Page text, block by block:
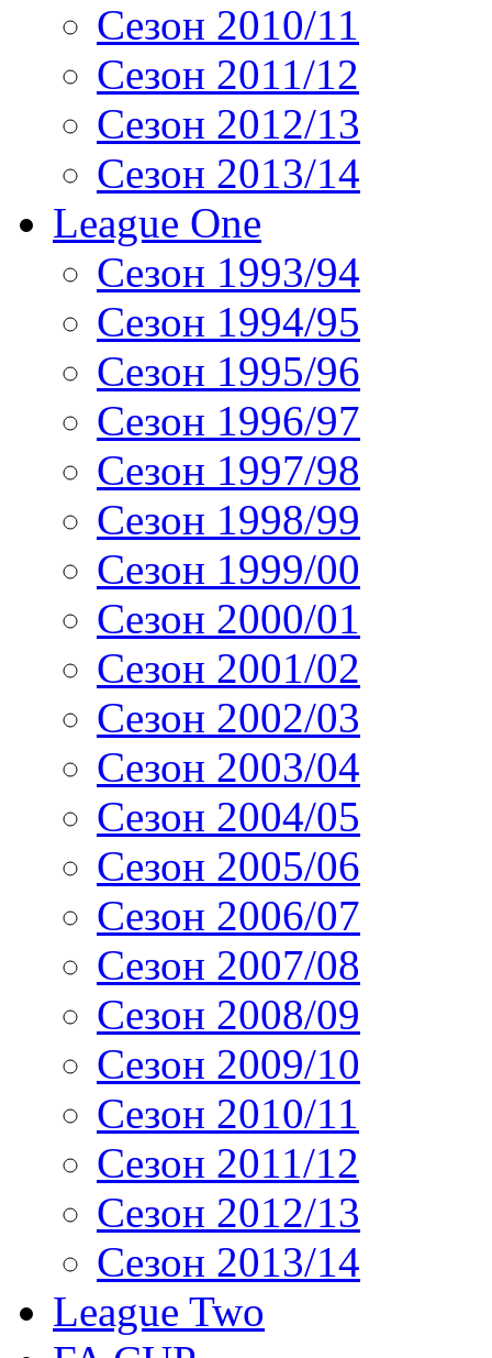
Сезон 2010/11
Сезон 2011/12
Сезон 2012/13
Сезон 2013/14
League One
Сезон 1993/94
Сезон 1994/95
Сезон 1995/96
Сезон 1996/97
Сезон 1997/98
Сезон 1998/99
Сезон 1999/00
Сезон 2000/01
Сезон 2001/02
Сезон 2002/03
Сезон 2003/04
Сезон 2004/05
Сезон 2005/06
Сезон 2006/07
Сезон 2007/08
Сезон 2008/09
Сезон 2009/10
Сезон 2010/11
Сезон 2011/12
Сезон 2012/13
Сезон 2013/14
League Two